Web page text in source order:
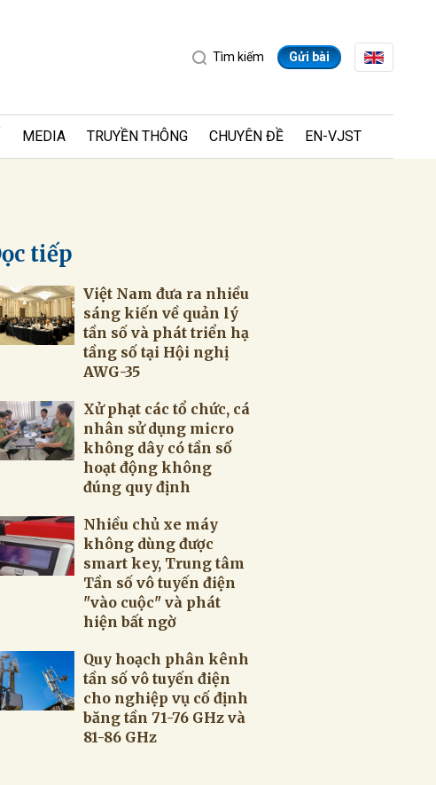
Tìm kiếm Gửi bài
MEDIA TRUYỀN THÔNG CHUYÊN ĐỀ EN-VJST
tiếp
Việt Nam đưa ra nhiều
sáng kiến về quản lý
tần số và phát triển hạ
tầng số tại Hội nghị
AWG-35
Xử phạt các tổ chức, cá
nhân sử dụng micro
không dây có tần số
hoạt động không
đúng quy định
Nhiều chủ xe máy
không dùng được
smart key, Trung tâm
Tần số vô tuyến điện
"vào cuộc" và phát
hiện bất ngờ
Quy hoạch phân kênh
tần số vô tuyến điện
cho nghiệp vụ cố định
băng tần 71-76 GHz và
81-86 GHz
Gửi